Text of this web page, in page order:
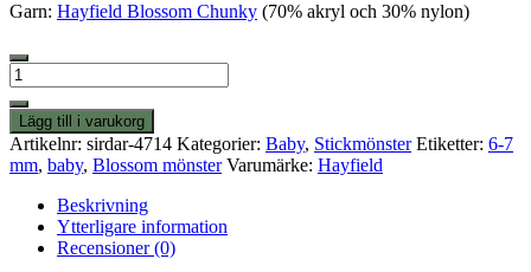
Garn: Hayfield Blossom Chunky (70% akryl och 30% nylon)
Babyoverall
och
babypåse
mängd
Lägg till i varukorg
Artikelnr: sirdar-4714 Kategorier: Baby, Stickmönster Etiketter: 6-7
mm, baby, Blossom mönster Varumärke: Hayfield
Beskrivning
Ytterligare information
Recensioner (0)